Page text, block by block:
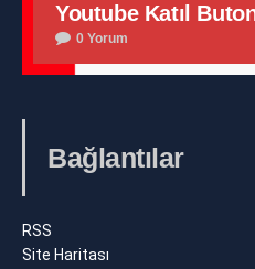
Youtube Katıl
0 Yorum
Bağlantılar
RSS
Site Haritası